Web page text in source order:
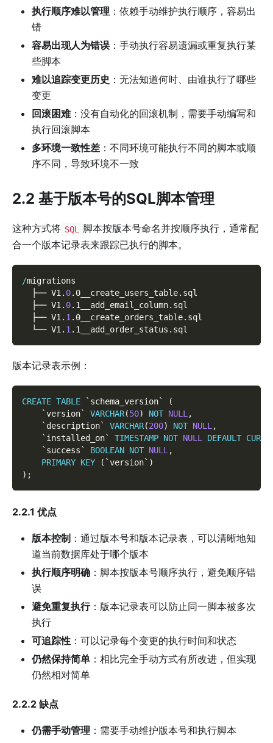
执行顺序难以管理 ：依赖手动维护执行顺序，容易出
错
容易出现人为错误 ：手动执行容易遗漏或重复执行某
些脚本
难以追踪变更历史 ：无法知道何时、由谁执行了哪些
变更
回滚困难：没有自动化的回滚机制，需要手动编写和
执行回滚脚本
多环境一致性差 ：不同环境可能执行不同的脚本或顺
序不同，导致环境不一致
2.2 基于版本号的SQL脚本管理
这种方式将 SQL
脚本按版本号命名并按顺序执行，通常配
合一个版本记录表来跟踪已执行的脚本。
/migrations
  ├── V1
. 0. 0__create_users_table. sql
  ├── V1
. 0. 1__add_email_column. sql
  ├── V1
. 1 . 0__create_orders_table. sql
  └── V1
. 1 . 1__add_order_status . sql
版本记录表示例：
CREATE TABLE ` schema_version`
(
`version` VARCHAR(50) NOT NULL ,
` description` VARCHAR(200) NOT NULL ,
` installed_on` TIMESTAMP NOT NULL DEFAULT
` success` BOOLEAN NOT NULL ,
PRIMARY KEY ( `version` )
) ;
2.2.1 优点
版本控制 ：通过版本号和版本记录表，可以清晰地知
道当前数据库处于哪个版本
执行顺序明确 ：脚本按版本号顺序执行，避免顺序错
误
避免重复执行：版本记录表可以防止同一脚本被多次
执行
可追踪性 ：可以记录每个变更的执行时间和状态
仍然保持简单 ：相比完全手动方式有所改进，但实现
仍然相对简单
2.2.2 缺点
仍需手动管理 ：需要手动维护版本号和执行脚本